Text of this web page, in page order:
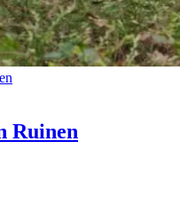
Ruinen